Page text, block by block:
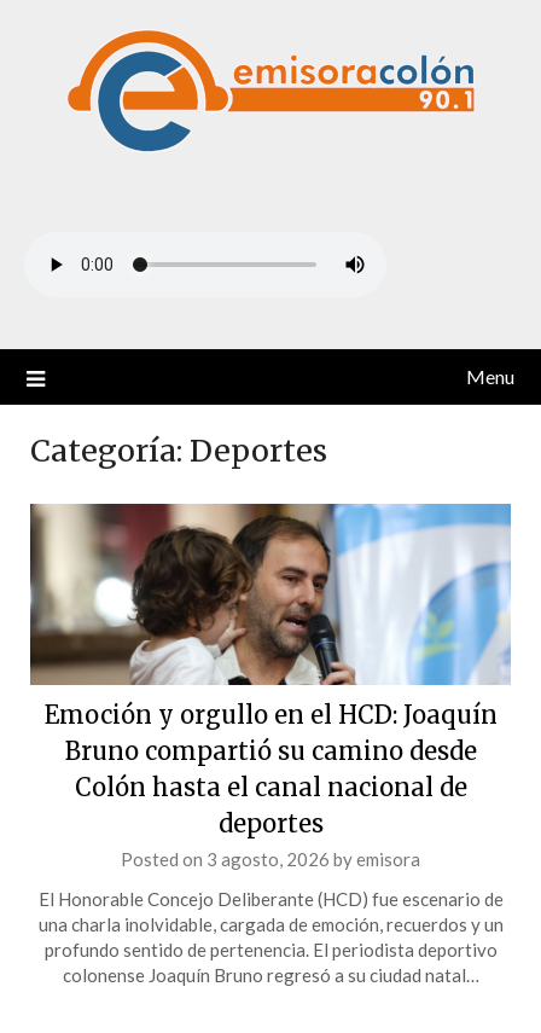
Menu
Categoría: Deportes
Emoción y orgullo en el HCD: Joaquín
Bruno compartió su camino desde
Colón hasta el canal nacional de
deportes
Posted on 3 agosto, 2026 byemisora
El Honorable Concejo Deliberante (HCD) fue escenario de
una charla inolvidable, cargada de emoción, recuerdos y un
profundo sentido de pertenencia. El periodista deportivo
colonense Joaquín Bruno regresó a su ciudad natal…